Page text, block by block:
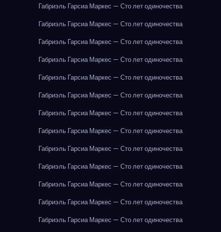
Габриэль Гарсиа Маркес — Сто лет одиночества
Габриэль Гарсиа Маркес — Сто лет одиночества
Габриэль Гарсиа Маркес — Сто лет одиночества
Габриэль Гарсиа Маркес — Сто лет одиночества
Габриэль Гарсиа Маркес — Сто лет одиночества
Габриэль Гарсиа Маркес — Сто лет одиночества
Габриэль Гарсиа Маркес — Сто лет одиночества
Габриэль Гарсиа Маркес — Сто лет одиночества
Габриэль Гарсиа Маркес — Сто лет одиночества
Габриэль Гарсиа Маркес — Сто лет одиночества
Габриэль Гарсиа Маркес — Сто лет одиночества
Габриэль Гарсиа Маркес — Сто лет одиночества
Габриэль Гарсиа Маркес — Сто лет одиночества